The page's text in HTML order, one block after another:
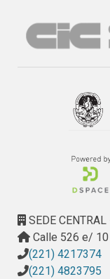
identificar
capaces de
estas respuestas
El estudio de las
desde el mapeo
revelado que las
cuantitativas, e
su
presentan los
Reportes
resistencia a
SEDE
Calle 526 e/
(221) 4217374
(221) 4823795